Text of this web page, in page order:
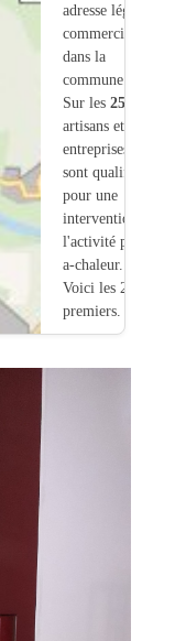
adresse légale ou
commerciale
dans la
commune.
Sur les 25
artisans et
entreprises
sont qualifiés
pour une
intervention sur
l'activité pompe-
a-chaleur.
Voici les 20
premiers.